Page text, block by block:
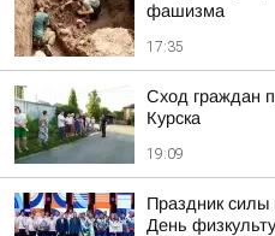
фашизма
17:35
Сход граждан
Курска
19:09
Праздник силы
День